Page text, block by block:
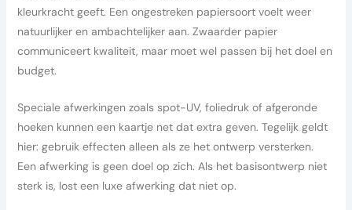
kleurkracht geeft. Een ongestreken papiersoort voelt weer
natuurlijker en ambachtelijker aan. Zwaarder papier
communiceert kwaliteit, maar moet wel passen bij het doel en
budget.
Speciale afwerkingen zoals spot-UV, foliedruk of afgeronde
hoeken kunnen een kaartje net dat extra geven. Tegelijk geldt
hier: gebruik effecten alleen als ze het ontwerp versterken.
Een afwerking is geen doel op zich. Als het basisontwerp niet
sterk is, lost een luxe afwerking dat niet op.